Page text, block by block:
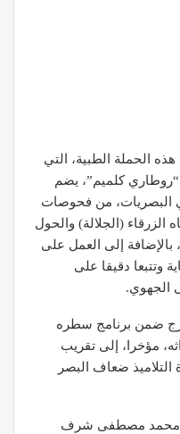
الحملة الطبية، التي
كلميم”، يضم
البصريات، من فحوصات
(الجلالة) والحول
إلى العمل على
وتتبعا دقيقا على
الجهوي.
ضمن برنامج سطره
مؤخرا، إلى تقريب
التلاميذ ضعاف البصر
محمد مصطفى شرف